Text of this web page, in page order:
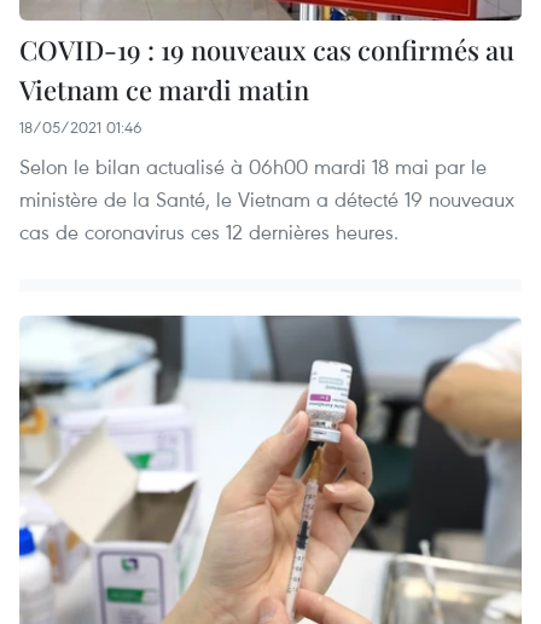
COVID-19 : 19 nouveaux cas confirmés au
Vietnam ce mardi matin
18/05/2021 01:46
Selon le bilan actualisé à 06h00 mardi 18 mai par le
ministère de la Santé, le Vietnam a détecté 19 nouveaux
cas de coronavirus ces 12 dernières heures.